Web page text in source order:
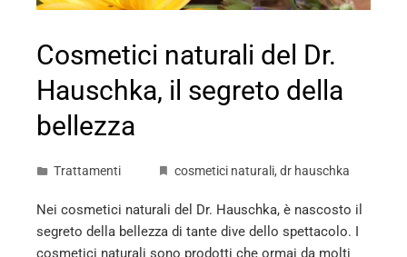
Cosmetici naturali del Dr.
Hauschka, il segreto della
bellezza
Trattamenti cosmetici naturali, dr hauschka
Nei cosmetici naturali del Dr. Hauschka, è nascosto il
segreto della bellezza di tante dive dello spettacolo. I
cosmetici naturali sono prodotti che ormai da molti